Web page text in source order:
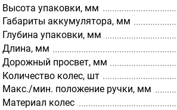
Высота упаковки, мм
Габариты аккумулятора, мм
Глубина упаковки, мм
Длина, мм
Дорожный просвет, мм
Количество колес, шт
Макс./мин. положение ручки, мм
Материал колес